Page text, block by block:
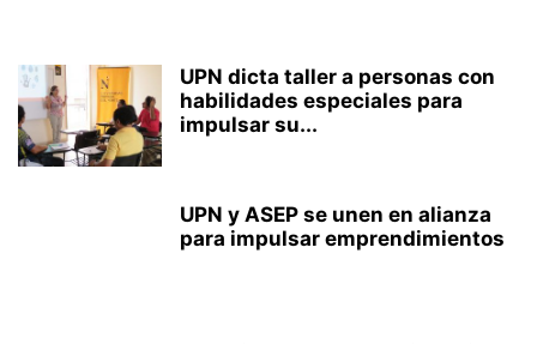
UPN dicta taller a personas con
habilidades especiales para
impulsar su...
UPN y ASEP se unen en alianza
para impulsar emprendimientos